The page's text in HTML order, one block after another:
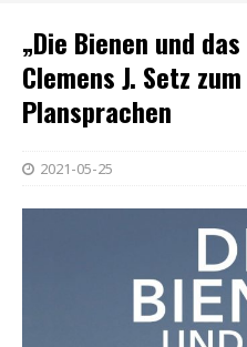
„Die Bienen und
Clemens J. Setz
Plansprachen
2021-05-25